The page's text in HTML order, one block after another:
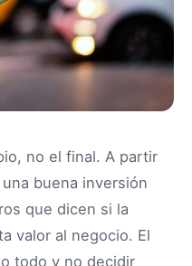
no el final. A partir
buena inversión
que dicen si la
valor al negocio. El
todo y no decidir